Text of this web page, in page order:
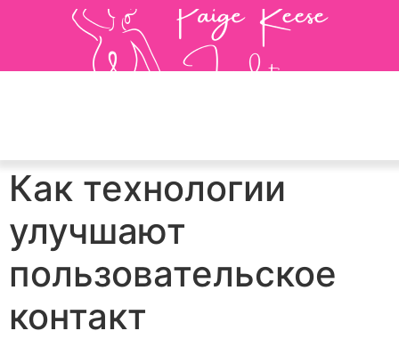
Как технологии
улучшают
пользовательское
контакт